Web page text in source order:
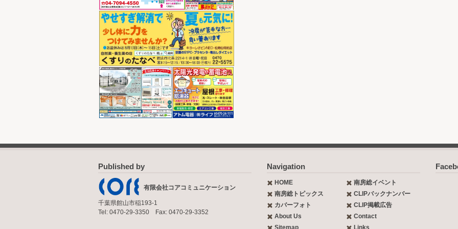
Published by
有限会社コアコミュニケーション
千葉県館山市稲193-1
Tel: 0470-29-3350 Fax: 0470-29-3352
Navigation
HOME
南房総イベント
南房総トピックス
CLIPバックナンバー
カバーフォト
CLIP掲載広告
About Us
Contact
Sitemap
Links